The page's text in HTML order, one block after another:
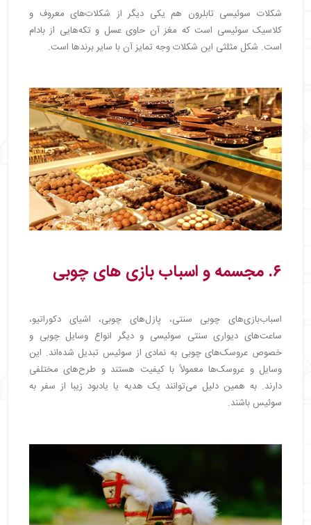
شکلات سوئیسی تابلرون هم یکی دیگر از شکلات‌های معروف و
کلاسیک سوئیسی است که مغز آن حاوی عسل و تکه‌هایی از بادام
است. شکل مثلثی این شکلات وجه تمایز آن با سایر برندها است.
۶. مجسمه و اسباب‌ بازی‌ های چوبی
اسباب‌بازی‌های چوبی سنتی، پازل‌های چوبی، اشیای دکوراتیو،
ساعت‌های دیواری سنتی سوئیسی و دیگر انواع وسایل چوبی و
خصوص عروسک‌های چوبی به نمادی از سوئیس تبدیل شده‌اند. این
وسایل و عروسک‌ها معمولاً با کیفیت هستند و طرح‌های مختلفی
دارند. به همین دلیل می‌توانند یک هدیه یا یادبود زیبا از سفر به
سوئیس باشند.